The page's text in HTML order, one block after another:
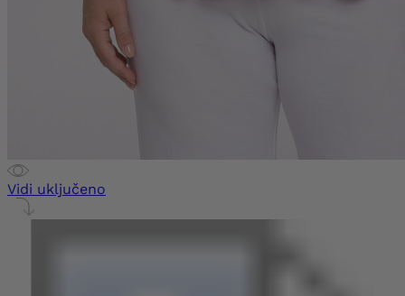
Vidi uključeno